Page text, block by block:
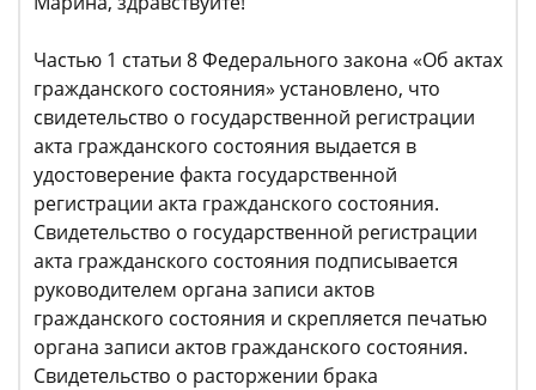
Частью 1 статьи 8 Федерального закона «Об актах
гражданского состояния» установлено, что
свидетельство о государственной регистрации
акта гражданского состояния выдается в
удостоверение факта государственной
регистрации акта гражданского состояния.
Свидетельство о государственной регистрации
акта гражданского состояния подписывается
руководителем органа записи актов
гражданского состояния и скрепляется печатью
органа записи актов гражданского состояния.
Свидетельство о расторжении брака